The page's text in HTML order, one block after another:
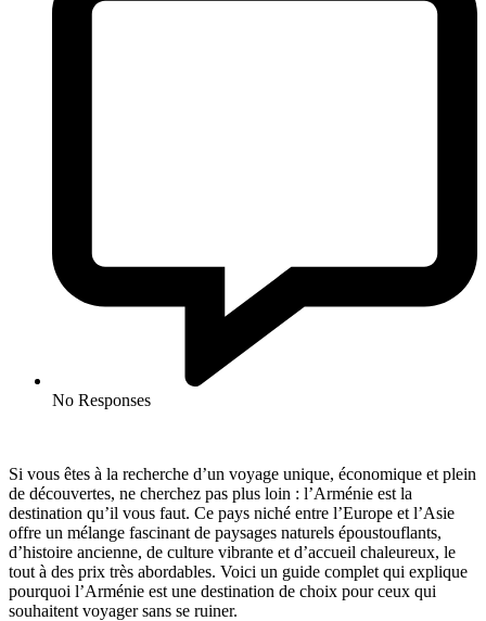
No Responses
Si vous êtes à la recherche d’un voyage unique, économique et plein
de découvertes, ne cherchez pas plus loin : l’Arménie est la
destination qu’il vous faut. Ce pays niché entre l’Europe et l’Asie
offre un mélange fascinant de paysages naturels époustouflants,
d’histoire ancienne, de culture vibrante et d’accueil chaleureux, le
tout à des prix très abordables. Voici un guide complet qui explique
pourquoi l’Arménie est une destination de choix pour ceux qui
souhaitent voyager sans se ruiner.